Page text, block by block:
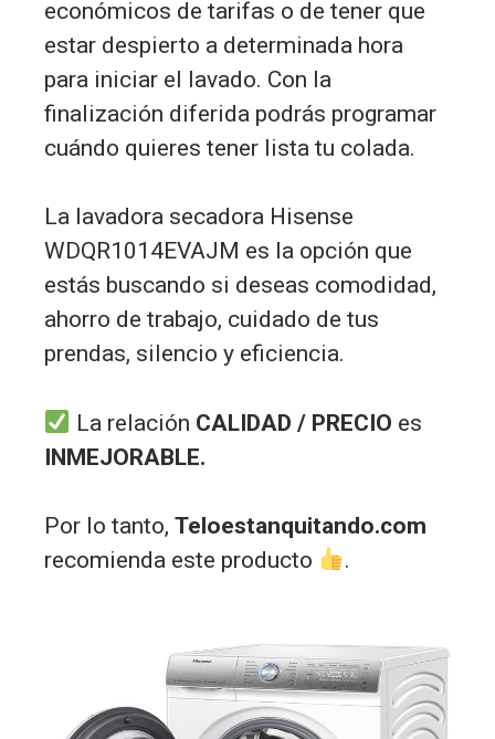
económicos de tarifas o de tener que
estar despierto a determinada hora
para iniciar el lavado. Con la
finalización diferida podrás programar
cuándo quieres tener lista tu colada.
La lavadora secadora Hisense
WDQR1014EVAJM es la opción que
estás buscando si deseas comodidad,
ahorro de trabajo, cuidado de tus
prendas, silencio y eficiencia.
La relación CALIDAD / PRECIO es
INMEJORABLE.
Por lo tanto, Teloestanquitando.com
recomienda este producto
.